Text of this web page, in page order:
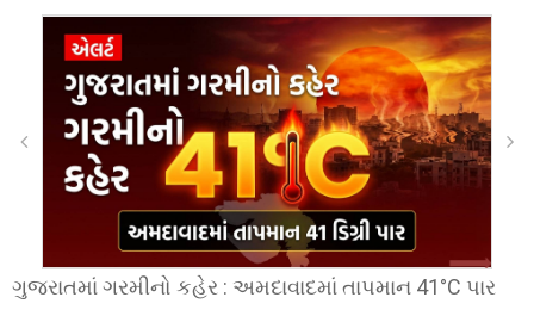
ગુજરાતમાં ગરમીનો કહેર : અમદાવાદમાં તાપમાન 41°C પાર